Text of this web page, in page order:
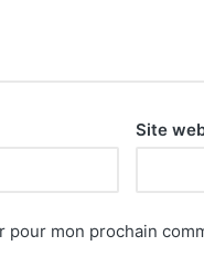
Site
pour mon prochain